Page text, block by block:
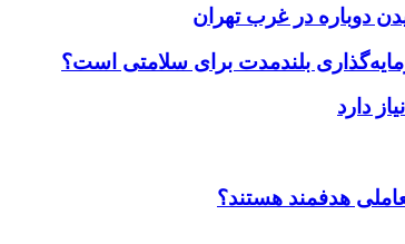
دوباره در غرب تهران
بلندمدت برای سلامتی است؟
هدفمند هستند؟